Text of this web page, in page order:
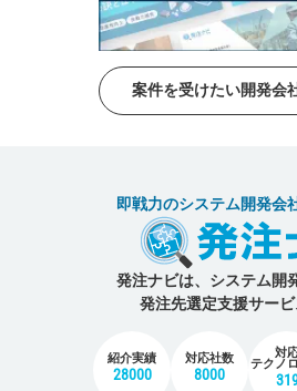
案件を受けたい開発会
即戦力のシステム開発会
発注ナビは、システム開
発注先選定支援サービ
紹介実績
28000
対応社数
8000
対
テクノ